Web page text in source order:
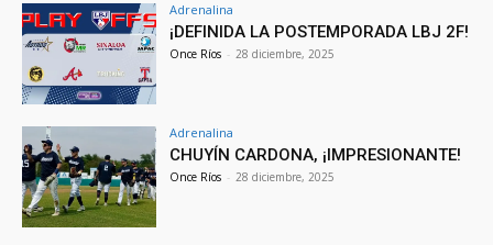
Adrenalina
¡DEFINIDA LA POSTEMPORADA LBJ 2F!
Once Ríos - 28 diciembre, 2025
Adrenalina
CHUYÍN CARDONA, ¡IMPRESIONANTE!
Once Ríos - 28 diciembre, 2025